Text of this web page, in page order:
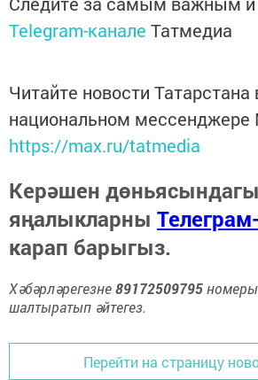
Telegram-канале Татмедиа
Читайте новости Татарстана
национальном мессенджере
https://max.ru/tatmedia
Керәшен дөньясындагы
яңалыкларны
карап барыгыз.
Хәбәрләрегезне89172509795
шалтыратып әйтегез.
Перейти на страницу